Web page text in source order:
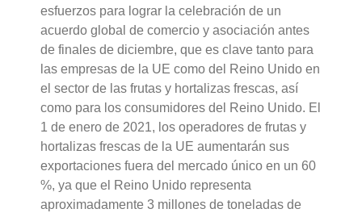
esfuerzos para lograr la celebración de un
acuerdo global de comercio y asociación antes
de finales de diciembre, que es clave tanto para
las empresas de la UE como del Reino Unido en
el sector de las frutas y hortalizas frescas, así
como para los consumidores del Reino Unido. El
1 de enero de 2021, los operadores de frutas y
hortalizas frescas de la UE aumentarán sus
exportaciones fuera del mercado único en un 60
%, ya que el Reino Unido representa
aproximadamente 3 millones de toneladas de